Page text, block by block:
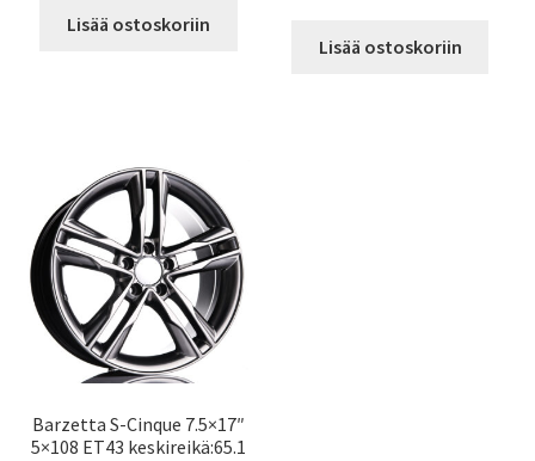
Lisää ostoskoriin
Lisää ostoskoriin
Barzetta S-Cinque 7.5×17″
5×108 ET43 keskireikä:65.1